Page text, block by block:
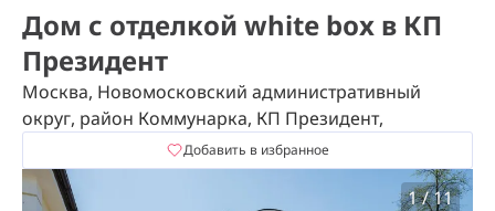
Дом с отделкой white box в КП
Президент
Москва, Новомосковский административный
округ, район Коммунарка, КП Президент,
Добавить в избранное
1/11